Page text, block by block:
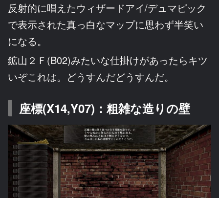
反射的に唱えたウィザードアイ/デュマピック
で表示された真っ白なマップに思わず半笑い
になる。
鉱山２Ｆ(B02)みたいな仕掛けがあったらキツ
いぞこれは。どうすんだどうすんだ。
座標(X14,Y07)：粗雑な造りの壁